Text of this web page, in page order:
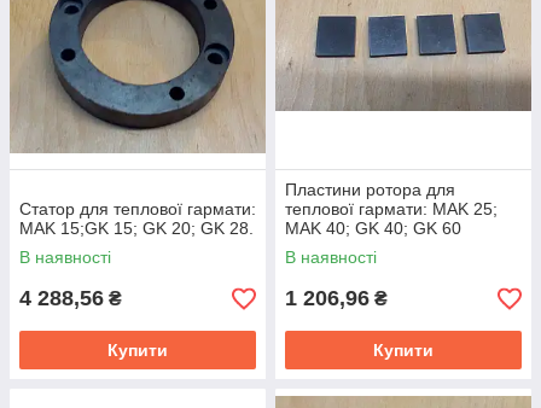
Статор для теплової гармати:
MAK 15;GK 15; GK 20; GK 28.
В наявності
4 288,56 ₴
Купити
Пластини ротора для
теплової гармати: MAK 25;
MAK 40; GK 40; GK 60
В наявності
1 206,96 ₴
Купити